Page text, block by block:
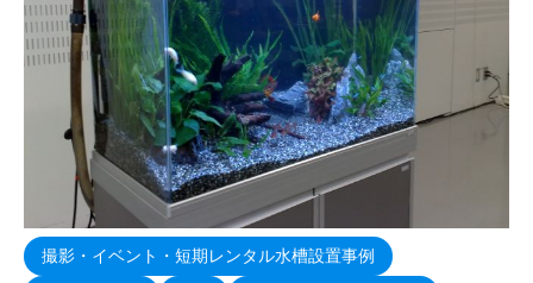
撮影・イベント・短期レンタル水槽設置事例